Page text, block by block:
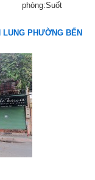
phòng:Suốt
PHƯỜNG BẾN